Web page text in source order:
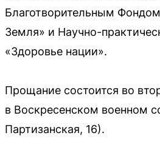
Благотворительным
Земля» и Научно-
«Здоровье нации».
Прощание состоится во
в Воскресенском военном
Партизанская, 16).